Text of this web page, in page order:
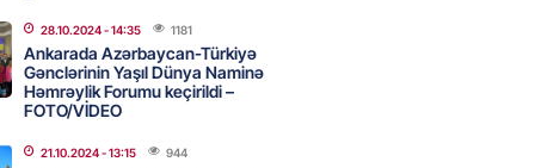
Əliyev 2 diplomatı geri çağırdı
- 14:30 69
dənizdə batan qardaşı tələbə
28.10.2024- 14:35 1181
Ankarada Azərbaycan-Türkiyə
Gənclərinin Yaşıl Dünya Naminə
Həmrəylik Forumu keçirildi –
FOTO/VİDEO
21.10.2024- 13:15 944